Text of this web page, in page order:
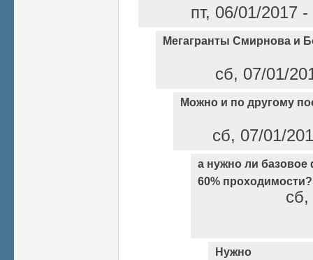
пт, 06/01/2017
Мегагранты Смирнова и
сб, 07/01/
Можно и по другому
сб, 07/01/
а нужно ли
60% проходимости?
Нужно